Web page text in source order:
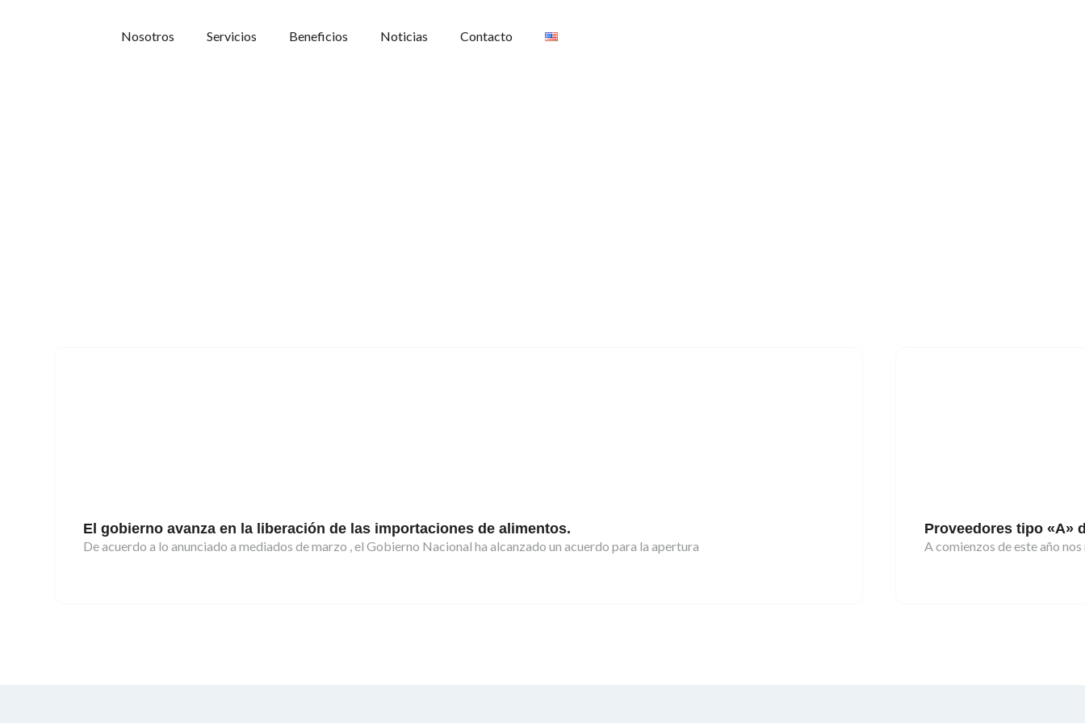
Nosotros Servicios Beneficios Noticias Contacto
El gobierno avanza en la liberación de las importaciones de alimentos.
De acuerdo a lo anunciado a mediados de marzo , el Gobierno Nacional ha alcanzado un acuerdo para la apertura
Proveedores tipo «A»
A comienzos de este año